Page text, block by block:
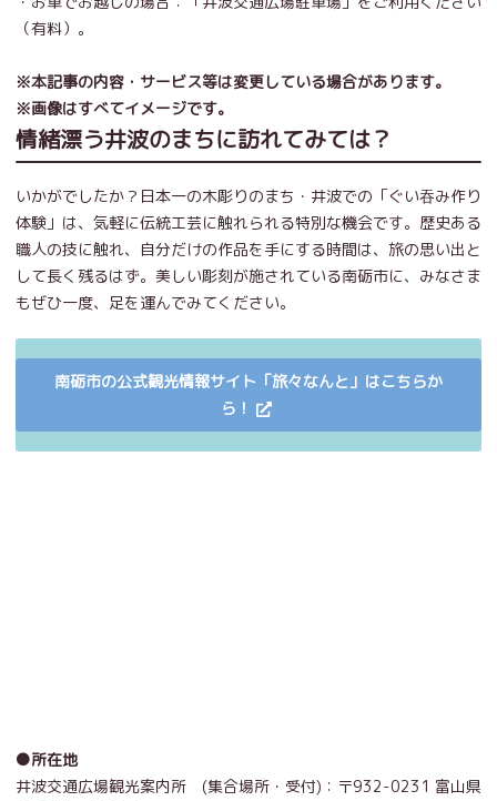
（有料）。
※本記事の内容・サービス等は変更している場合があります。
※画像はすべてイメージです。
情緒漂う井波のまちに訪れてみては？
いかがでしたか？日本一の木彫りのまち・井波での「ぐい吞み作り
体験」は、気軽に伝統工芸に触れられる特別な機会です。歴史ある
職人の技に触れ、自分だけの作品を手にする時間は、旅の思い出と
して長く残るはず。美しい彫刻が施されている南砺市に、みなさま
もぜひ一度、足を運んでみてください。
南砺市の公式観光情報サイト「旅々なんと」はこちらか
ら！
●所在地
井波交通広場観光案内所 (集合場所・受付)： 〒932-0231 富山県